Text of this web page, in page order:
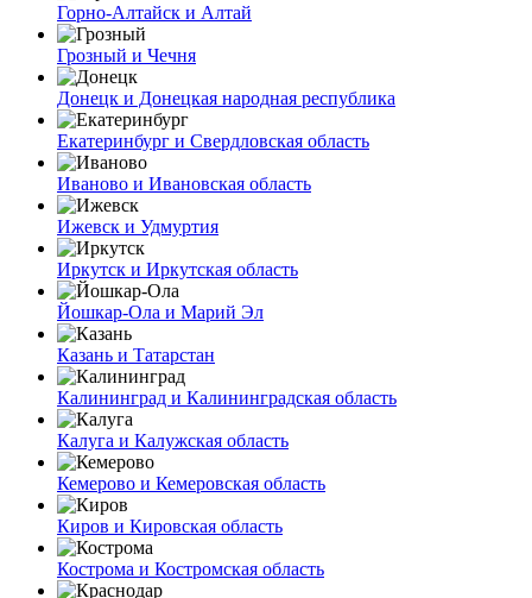
Горно-Алтайск и Алтай
Грозный и Чечня
Донецк и Донецкая народная республика
Екатеринбург и Свердловская область
Иваново и Ивановская область
Ижевск и Удмуртия
Иркутск и Иркутская область
Йошкар-Ола и Марий Эл
Казань и Татарстан
Калининград и Калининградская область
Калуга и Калужская область
Кемерово и Кемеровская область
Киров и Кировская область
Кострома и Костромская область